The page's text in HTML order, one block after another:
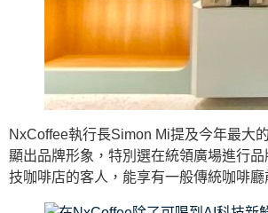
NxCoffee執行長Simon Mi提及今年最大
顯出品牌形象，特別選在統領廣場進行
技咖啡店的客人，能享有一般傳統咖啡廳